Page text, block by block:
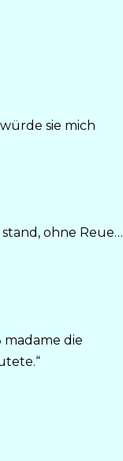
sie mich
ohne Reue…
madame die